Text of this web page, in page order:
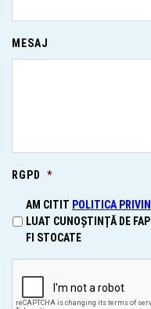
MESAJ
RGPD *
AM CITIT POLITICA
LUAT CUNOȘTINȚĂ DE
FI STOCATE